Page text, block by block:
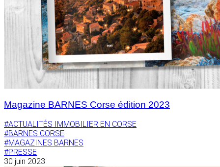
Magazine BARNES Corse édition 2023
#ACTUALITÉS IMMOBILIER EN CORSE
#BARNES CORSE
#MAGAZINES BARNES
#PRESSE
30 juin 2023